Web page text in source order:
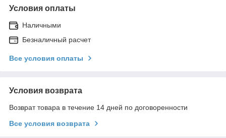
Условия оплаты
Наличными
Безналичный расчет
Все условия оплаты
Условия возврата
Возврат товара в течение 14 дней по договоренности
Все условия возврата